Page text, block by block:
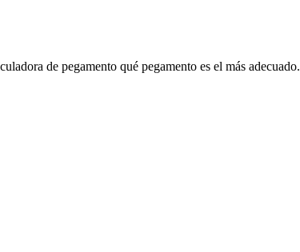
de pegamento qué pegamento es el más adecuado.